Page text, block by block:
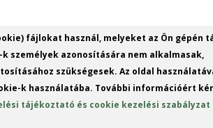
fájlokat használ, melyeket az Ön gépén
k személyek azonosítására nem alkalmasak,
szükségesek. Az oldal
k használatába. További információért
tájékoztató és cookie kezelési szabályzat